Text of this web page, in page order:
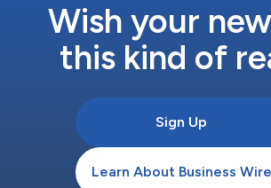
Wish your
this kind of
Sign Up
Learn About Business Wire